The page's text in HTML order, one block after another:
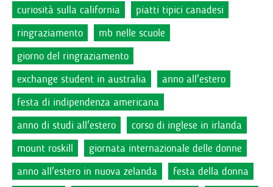
curiosità sulla california
piatti tipici canadesi
ringraziamento
mb nelle scuole
giorno del ringraziamento
exchange student in australia
anno all'estero
festa di indipendenza americana
anno di studi all'estero
corso di inglese in irlanda
mount roskill
giornata internazionale delle donne
anno all'estero in nuova zelanda
festa della donna